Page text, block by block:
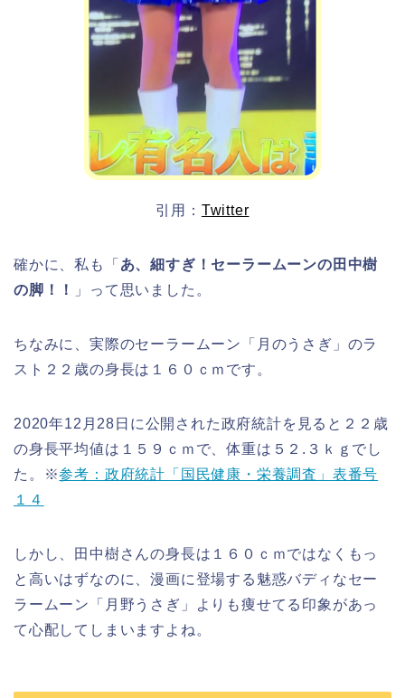
引用： Twitter
確かに、私も「 あ、細すぎ！セーラームーンの田中樹
の脚！！
」って思いました。
ちなみに、実際のセーラームーン「月のうさぎ」のラ
スト２２歳の身長は１６０ｃｍです。
2020年12月28日に公開された政府統計を見ると２２歳
の身長平均値は１５９ｃｍで、体重は５２.３ｋｇでし
た。※参考：政府統計「国民健康・栄養調査」表番号
１４
しかし、田中樹さんの身長は１６０ｃｍではなくもっ
と高いはずなのに、漫画に登場する魅惑バディなセー
ラームーン「月野うさぎ」よりも痩せてる印象があっ
て心配してしまいますよね。